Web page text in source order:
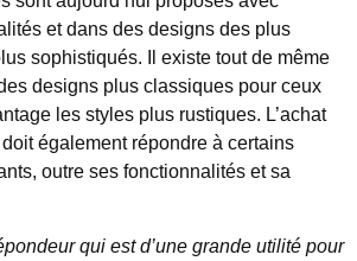
et dans des designs des plus
sophistiqués. Il existe tout de même
designs plus classiques pour ceux
les styles plus rustiques. L’achat
également répondre à certains
outre ses fonctionnalités et sa
qui est d’une grande utilité pour